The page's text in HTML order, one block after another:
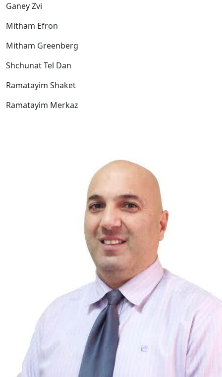
Ganey Zvi
Mitham Efron
Mitham Greenberg
Shchunat Tel Dan
Ramatayim Shaket
Ramatayim Merkaz